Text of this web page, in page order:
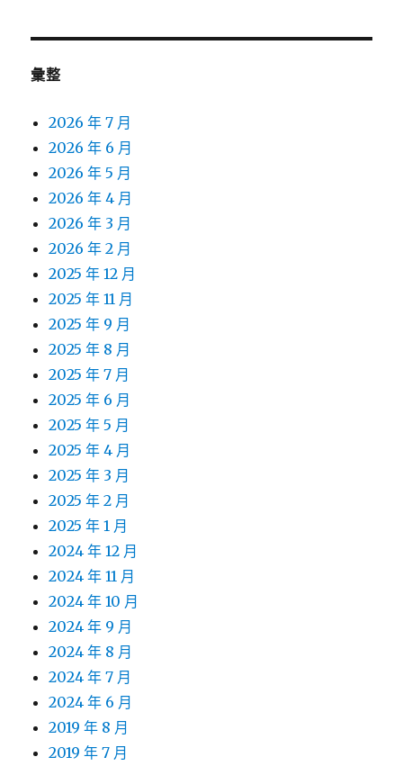
彙整
2026 年 7 月
2026 年 6 月
2026 年 5 月
2026 年 4 月
2026 年 3 月
2026 年 2 月
2025 年 12 月
2025 年 11 月
2025 年 9 月
2025 年 8 月
2025 年 7 月
2025 年 6 月
2025 年 5 月
2025 年 4 月
2025 年 3 月
2025 年 2 月
2025 年 1 月
2024 年 12 月
2024 年 11 月
2024 年 10 月
2024 年 9 月
2024 年 8 月
2024 年 7 月
2024 年 6 月
2019 年 8 月
2019 年 7 月